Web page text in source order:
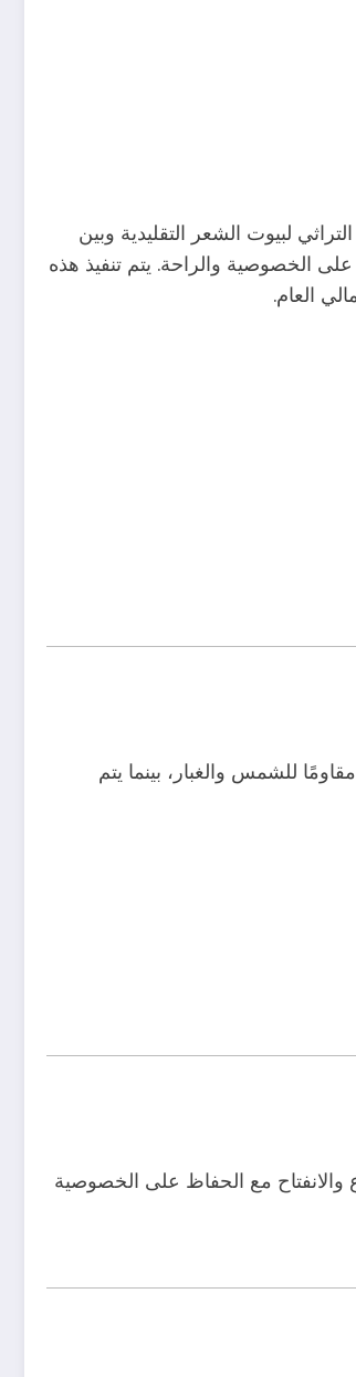
لبيوت الشعر التقليدية وبين
الخصوصية والراحة. يتم تنفيذ هذه
العام.
للشمس والغبار، بينما يتم
مع الحفاظ على الخصوصية